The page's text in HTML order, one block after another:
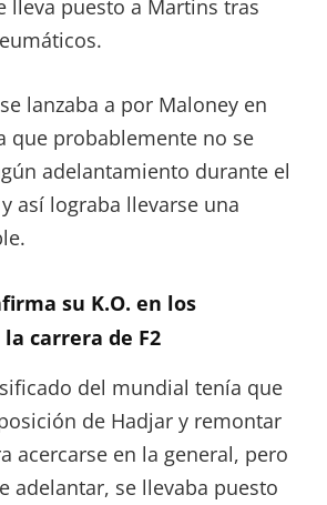
lleva puesto a Martins tras
lanzaba a por Maloney en
que probablemente no se
adelantamiento durante el
así lograba llevarse una
su K.O. en los
carrera de F2
del mundial tenía que
de Hadjar y remontar
acercarse en la general, pero
adelantar, se llevaba puesto